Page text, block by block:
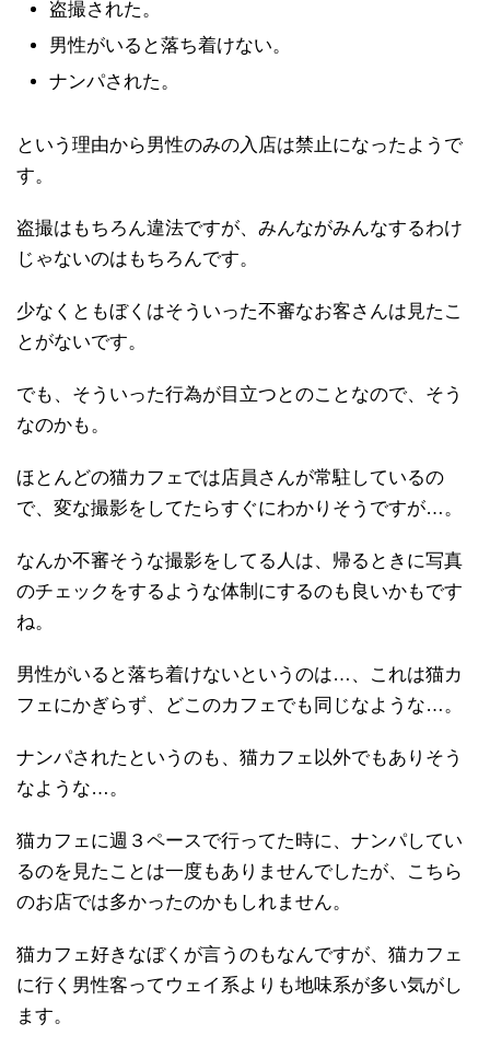
盗撮された。
男性がいると落ち着けない。
ナンパされた。
という理由から男性のみの入店は禁止になったようで
す。
盗撮はもちろん違法ですが、みんながみんなするわけ
じゃないのはもちろんです。
少なくともぼくはそういった不審なお客さんは見たこ
とがないです。
でも、そういった行為が目立つとのことなので、そう
なのかも。
ほとんどの猫カフェでは店員さんが常駐しているの
で、変な撮影をしてたらすぐにわかりそうですが…。
なんか不審そうな撮影をしてる人は、帰るときに写真
のチェックをするような体制にするのも良いかもです
ね。
男性がいると落ち着けないというのは…、これは猫カ
フェにかぎらず、どこのカフェでも同じなような…。
ナンパされたというのも、猫カフェ以外でもありそう
なような…。
猫カフェに週３ペースで行ってた時に、ナンパしてい
るのを見たことは一度もありませんでしたが、こちら
のお店では多かったのかもしれません。
猫カフェ好きなぼくが言うのもなんですが、猫カフェ
に行く男性客ってウェイ系よりも地味系が多い気がし
ます。